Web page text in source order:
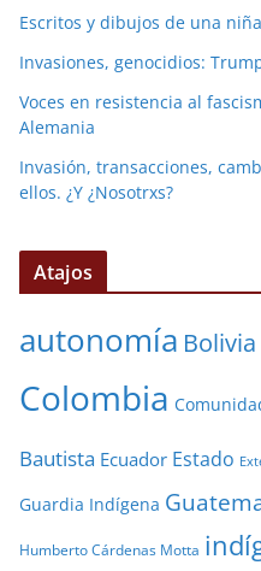
Escritos y dibujos de una
Invasiones, genocidios:
Voces en resistencia al
Alemania
Invasión, transacciones,
ellos. ¿Y ¿Nosotrxs?
Atajos
autonomía Bolivia
Colombia
Bautista Ecuador Estado
Guardia Indígena
Humberto Cárdenas Motta